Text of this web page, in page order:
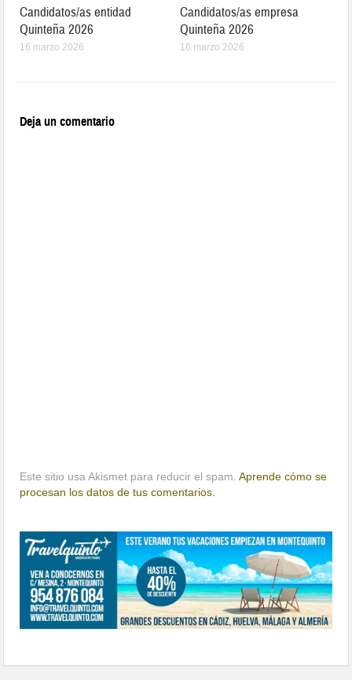
Candidatos/as entidad
Quinteña 2026
16 marzo 2026
Candidatos/as empresa
Quinteña 2026
16 marzo 2026
Deja un comentario
Este sitio usa Akismet para reducir el spam.Aprende cómo se
procesan los datos de tus comentarios.